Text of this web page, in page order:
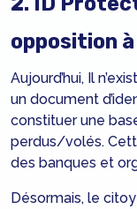
opposition
Aujourd’hui, Il
un document
constituer une
perdus/volés.
des banques et
Désormais, le